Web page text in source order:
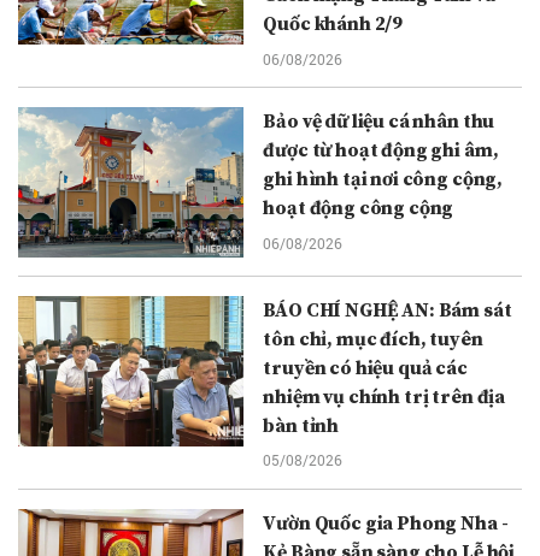
Quốc khánh 2/9
06/08/2026
Bảo vệ dữ liệu cá nhân thu
được từ hoạt động ghi âm,
ghi hình tại nơi công cộng,
hoạt động công cộng
06/08/2026
BÁO CHÍ NGHỆ AN: Bám sát
tôn chỉ, mục đích, tuyên
truyền có hiệu quả các
nhiệm vụ chính trị trên địa
bàn tỉnh
05/08/2026
Vườn Quốc gia Phong Nha -